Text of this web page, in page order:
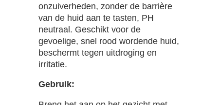
onzuiverheden, zonder de barrière
van de huid aan te tasten, PH
neutraal. Geschikt voor de
gevoelige, snel rood wordende huid,
beschermt tegen uitdroging en
irritatie.
Gebruik: